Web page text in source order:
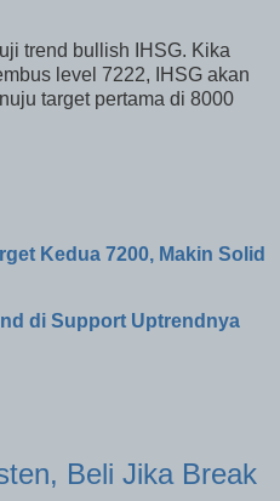
trend bullish IHSG. Kika
level 7222, IHSG akan
target pertama di 8000
Kedua 7200, Makin Solid
di Support Uptrendnya
Beli Jika Break